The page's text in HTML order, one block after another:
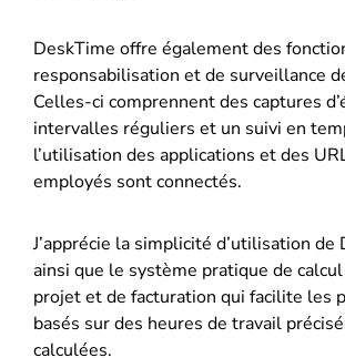
DeskTime offre également des
responsabilisation et de surveillance
Celles-ci comprennent des captures
intervalles réguliers et un suivi en
l’utilisation des applications et des
employés sont connectés.
J’apprécie la simplicité d’utilisation de
ainsi que le système pratique de
projet et de facturation qui facilite les
basés sur des heures de travail
calculées.